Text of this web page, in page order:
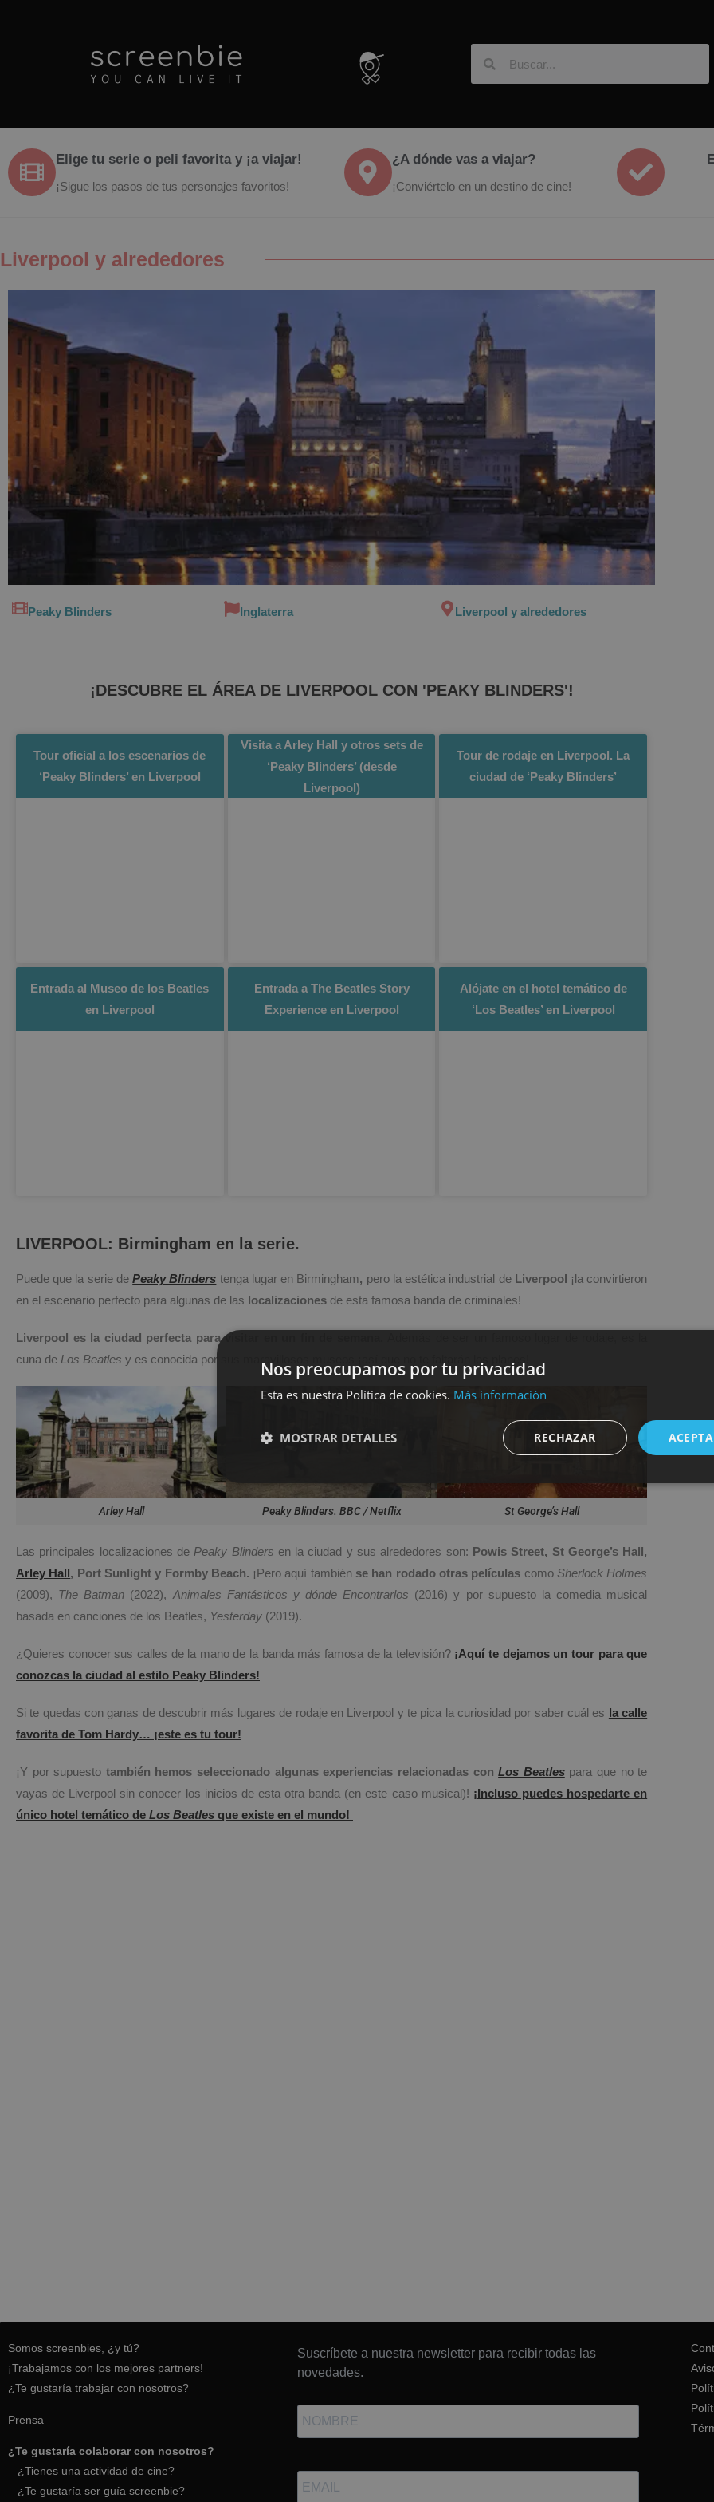
Elige tu serie o peli favorita y ¡a viajar!
¡Sigue los pasos de tus personajes favoritos!
¿A dónde vas a viajar?
¡Conviértelo en un destino de cine!
Liverpool y alrededores
Peaky Blinders Inglaterra Liverpool y alrededores
¡DESCUBRE EL ÁREA DE LIVERPOOL CON 'PEAKY BLINDERS'!
Tour oficial a los escenarios de
‘Peaky Blinders’ en Liverpool
Visita a Arley Hall y otros sets de
‘Peaky Blinders’ (desde
Liverpool)
Tour de rodaje en Liverpool. La
ciudad de ‘Peaky Blinders’
Entrada al Museo de los Beatles
en Liverpool
Entrada a The Beatles Story
Experience en Liverpool
Alójate en el hotel temático de
‘Los Beatles’ en Liverpool
LIVERPOOL: Birmingham en la serie.
Puede que la serie dePeaky Blinders tenga lugar en Birmingham, pero la estética industrial de Liverpool ¡la convirtieron
en el escenario perfecto para algunas de las localizaciones de esta famosa banda de criminales!
Liverpool es la ciudad perfecta para visitar en un fin de semana.
cuna de Los Beatles y es conocida por sus maravillosos museos ¡así que no te faltarán los planes!
Arley Hall Peaky Blinders. BBC / Netflix St George’s Hall
Las principales localizaciones de Peaky Blinders en la ciudad y sus alrededores son: Powis Street, St George’s Hall,
Arley Hall, Port Sunlight y Formby Beach. ¡Pero aquí también se han rodado otras películas como Sherlock Holmes
(2009), The Batman (2022), Animales Fantásticos y dónde Encontrarlos (2016) y por supuesto la comedia musical
basada en canciones de los Beatles, Yesterday (2019).
¿Quieres conocer sus calles de la mano de la banda más famosa de la televisión? ¡Aquí te dejamos un tour para que
conozcas la ciudad al estilo Peaky Blinders!
Si te quedas con ganas de descubrir más lugares de rodaje en Liverpool y te pica la curiosidad por saber cuál es la calle
favorita de Tom Hardy… ¡este es tu tour!
¡Y por supuesto también hemos seleccionado algunas experiencias relacionadas conLos Beatlespara que no te
vayas de Liverpool sin conocer los inicios de esta otra banda (en este caso musical)! ¡Incluso puedes hospedarte en
único hotel temático de Los Beatles que existe en el mundo!
Somos screenbies, ¿y tú?
¡Trabajamos con los mejores partners!
¿Te gustaría trabajar con nosotros?
Prensa
¿Te gustaría colaborar con nosotros?
¿Tienes una actividad de cine?
¿Te gustaría ser guía screenbie?
Suscríbete a nuestra newsletter para recibir todas las
novedades.
Nos preocupamos por tu privacidad
Esta es nuestra Política de cookies. Más información
RECHAZAR
MOSTRAR DETALLES